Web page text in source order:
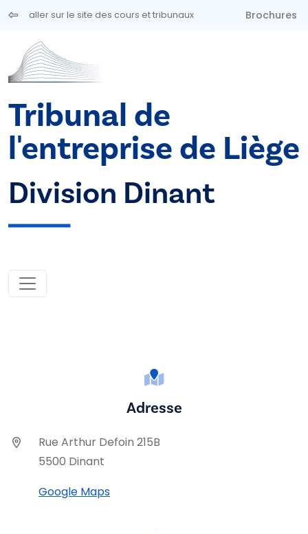
Aller au contenu principal
aller sur le site des cours et tribunaux Brochures
Tribunal de
l'entreprise de Liège
Division Dinant
Adresse
Rue Arthur Defoin 215B
5500 Dinant
Google Maps